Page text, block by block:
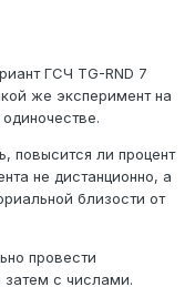
ГСЧ TG-RND 7
же эксперимент на
повысится ли процент
не дистанционно, а
близости от
провести
с числами.